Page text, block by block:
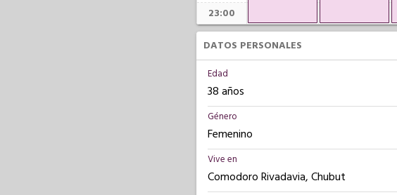
23:00
DATOS PERSONALES
Edad
38 años
Género
Femenino
Vive en
Comodoro Rivadavia, Chubut